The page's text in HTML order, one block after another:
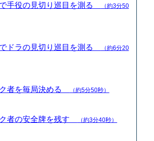
手役の見切り巡目を測る
（約3分50
ドラの見切り巡目を測る
（約6分20
者を毎局決める （約5分50秒）
者の安全牌を残す （約3分40秒）